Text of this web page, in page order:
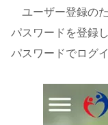
ユーザー登録の
パスワードを登録
パスワードでログ